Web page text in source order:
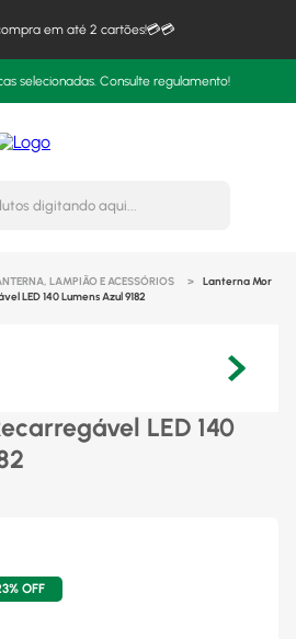
em até 2 cartões!💳💳
selecionadas. Consulte regulamento!
Busque seus produtos
LAMPIÃO E ACESSÓRIOS
Lanterna Mor
LED 140 Lumens Azul 9182
LED 140
% OFF